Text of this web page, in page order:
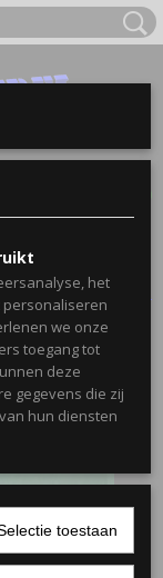
Oil AK
het
we onze
toegang tot
deze
gegevens die zij
hun diensten
toestaan